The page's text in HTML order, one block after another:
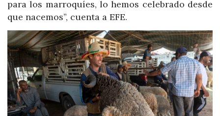
para los marroquíes, lo hemos celebrado desde
que nacemos”, cuenta a EFE.